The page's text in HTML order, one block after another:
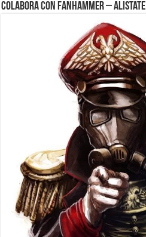
Colabora con FanHammer – Alistate